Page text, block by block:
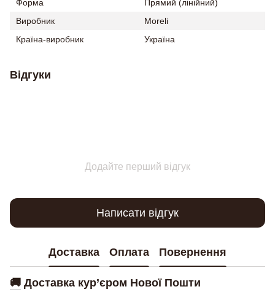
Форма
Прямий (лінійний)
Виробник
Moreli
Країна-виробник
Україна
Відгуки
Додайте перший відгук
Написати відгук
Доставка Оплата Повернення
🚚 Доставка кур’єром Нової Пошти